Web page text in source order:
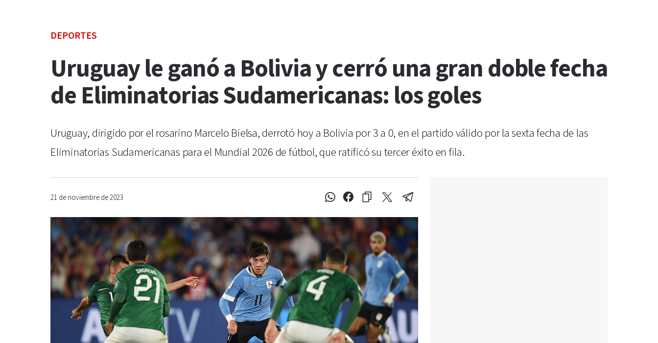
DEPORTES
Uruguay le ganó a Bolivia y cerró una gran doble fecha
de Eliminatorias Sudamericanas: los goles
Uruguay, dirigido por el rosarino Marcelo Bielsa, derrotó hoy a Bolivia por 3 a 0, en el partido válido por la sexta fecha de las
Eliminatorias Sudamericanas para el Mundial 2026 de fútbol, que ratificó su tercer éxito en fila.
21 de noviembre de 2023